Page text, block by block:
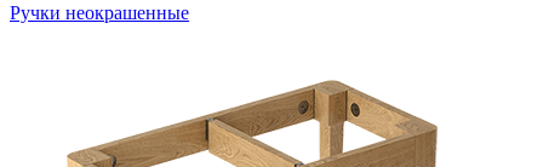
Ручки неокрашенные